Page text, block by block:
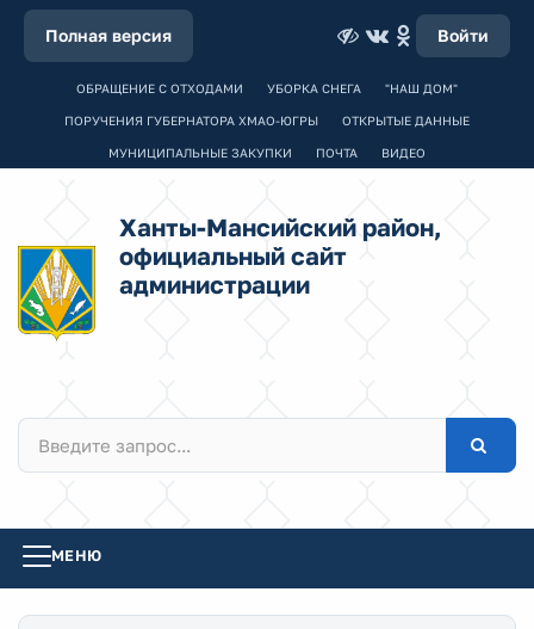
Полная версия Войти
ОБРАЩЕНИЕ С ОТХОДАМИ УБОРКА СНЕГА "НАШ ДОМ"
ПОРУЧЕНИЯ ГУБЕРНАТОРА ХМАО-ЮГРЫ ОТКРЫТЫЕ ДАННЫЕ
МУНИЦИПАЛЬНЫЕ ЗАКУПКИ ПОЧТА ВИДЕО
Ханты-Мансийский район,
официальный сайт
администрации
МЕНЮ